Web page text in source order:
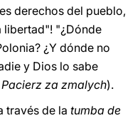
derechos del pueblo,
libertad"! "¿Dónde
¿Y dónde no
y Dios lo sabe
Pacierz za zmalych).
través de la tumba de